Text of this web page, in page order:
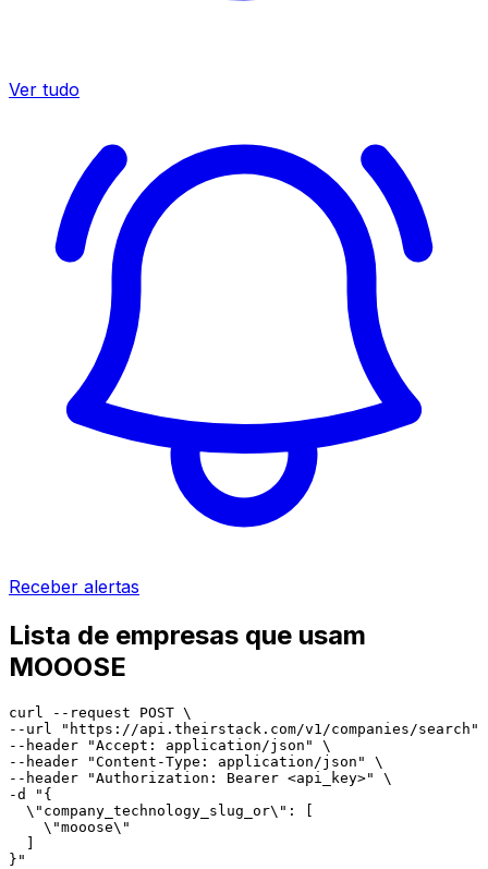
Ver tudo
Receber alertas
Lista de empresas que usam
MOOOSE
curl --request POST \
--url "https://api.theirstack.com/v1/companies/search"
--header "Accept: application/json" \
--header "Content-Type: application/json" \
--header "Authorization: Bearer <api_key>" \
-d "{
  \"company_technology_slug_or\": [
    \"mooose\"
  ]
}"